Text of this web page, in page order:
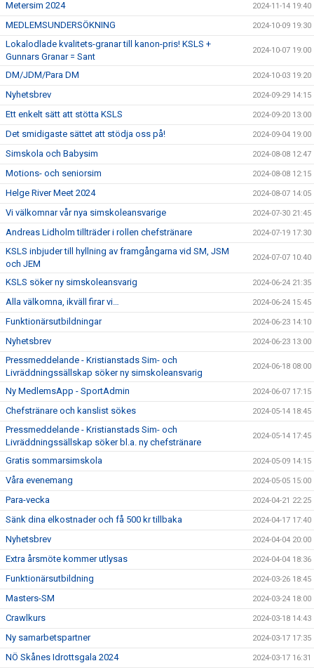
Metersim 2024 2024-11-14 19:40
MEDLEMSUNDERSÖKNING 2024-10-09 19:30
Lokalodlade kvalitets-granar till kanon-pris! KSLS +
Gunnars Granar = Sant
2024-10-07 19:00
DM/JDM/Para DM 2024-10-03 19:20
Nyhetsbrev 2024-09-29 14:15
Ett enkelt sätt att stötta KSLS 2024-09-20 13:00
Det smidigaste sättet att stödja oss på! 2024-09-04 19:00
Simskola och Babysim 2024-08-08 12:47
Motions- och seniorsim 2024-08-08 12:15
Helge River Meet 2024 2024-08-07 14:05
Vi välkomnar vår nya simskoleansvarige 2024-07-30 21:45
Andreas Lidholm tillträder i rollen chefstränare 2024-07-19 17:30
KSLS inbjuder till hyllning av framgångarna vid SM, JSM
och JEM
2024-07-07 10:40
KSLS söker ny simskoleansvarig 2024-06-24 21:35
Alla välkomna, ikväll firar vi… 2024-06-24 15:45
Funktionärsutbildningar 2024-06-23 14:10
Nyhetsbrev 2024-06-23 13:00
Pressmeddelande - Kristianstads Sim- och
Livräddningssällskap söker ny simskoleansvarig
2024-06-18 08:00
Ny MedlemsApp - SportAdmin 2024-06-07 17:15
Chefstränare och kanslist sökes 2024-05-14 18:45
Pressmeddelande - Kristianstads Sim- och
Livräddningssällskap söker bl.a. ny chefstränare
2024-05-14 17:45
Gratis sommarsimskola 2024-05-09 14:15
Våra evenemang 2024-05-05 15:00
Para-vecka 2024-04-21 22:25
Sänk dina elkostnader och få 500 kr tillbaka 2024-04-17 17:40
Nyhetsbrev 2024-04-04 20:00
Extra årsmöte kommer utlysas 2024-04-04 18:36
Funktionärsutbildning 2024-03-26 18:45
Masters-SM 2024-03-24 18:00
Crawlkurs 2024-03-18 14:43
Ny samarbetspartner 2024-03-17 17:35
NÖ Skånes Idrottsgala 2024 2024-03-17 16:31